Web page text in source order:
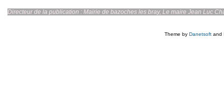
Directeur de la publication : Mairie de bazoches les
Theme by Danetsoft and